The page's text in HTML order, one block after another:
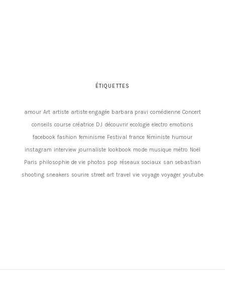
ÉTIQUETTES
amour Art artiste artiste engagée barbara pravi comédienne Concert
conseils course créatrice DJ découvrir ecologie electro emotions
facebook fashion feminisme Festival france féministe humour
instagram interview journaliste lookbook mode musique métro Noël
Paris philosophie de vie photos pop réseaux sociaux san sebastian
shooting sneakers sourire street art travel vie voyage voyager youtube